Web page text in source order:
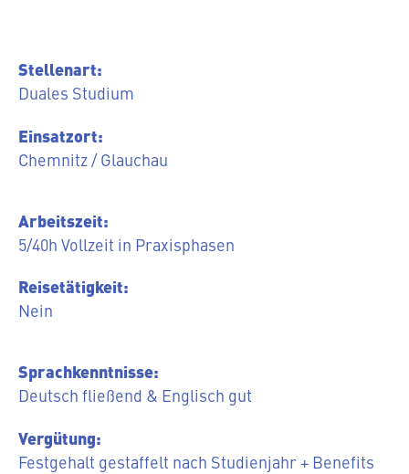
Stel­len­art:
Duales Studium
Ein­satz­ort:
Chemnitz / Glauchau
Ar­beits­zeit:
5/40h Vollzeit in Praxisphasen
Rei­se­tä­tig­keit:
Nein
Sprach­kennt­nis­se:
Deutsch fließend & Englisch gut
Vergütung:
Fest­ge­halt ge­staf­felt nach Stu­di­en­jahr + Benefits